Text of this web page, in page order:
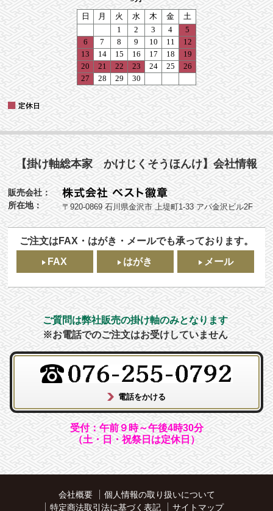
【掛け軸総本家 かけじくそうほんけ】会社情報
販売会社：
所在地：
〒920-0869 石川県金沢市 上堤町1-33 アパ金沢ビル2F
ご注文はFAX・はがき・メールでも承っております。
FAX
はがき メール
ご質問は弊社販売の掛け軸のみとなります
※お電話でのご注文はお受けしていません
受付：午前９時～午後4時30分
（土・日・祝祭日は定休日）
会社概要
個人情報の取り扱いについて
特定商法取引法に基づく表記
サイトマップ